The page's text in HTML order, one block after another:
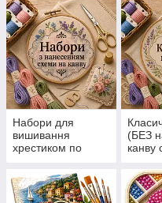
Набори для
вишивання
хрестиком по
канву схемі
(БЕЗ
канву